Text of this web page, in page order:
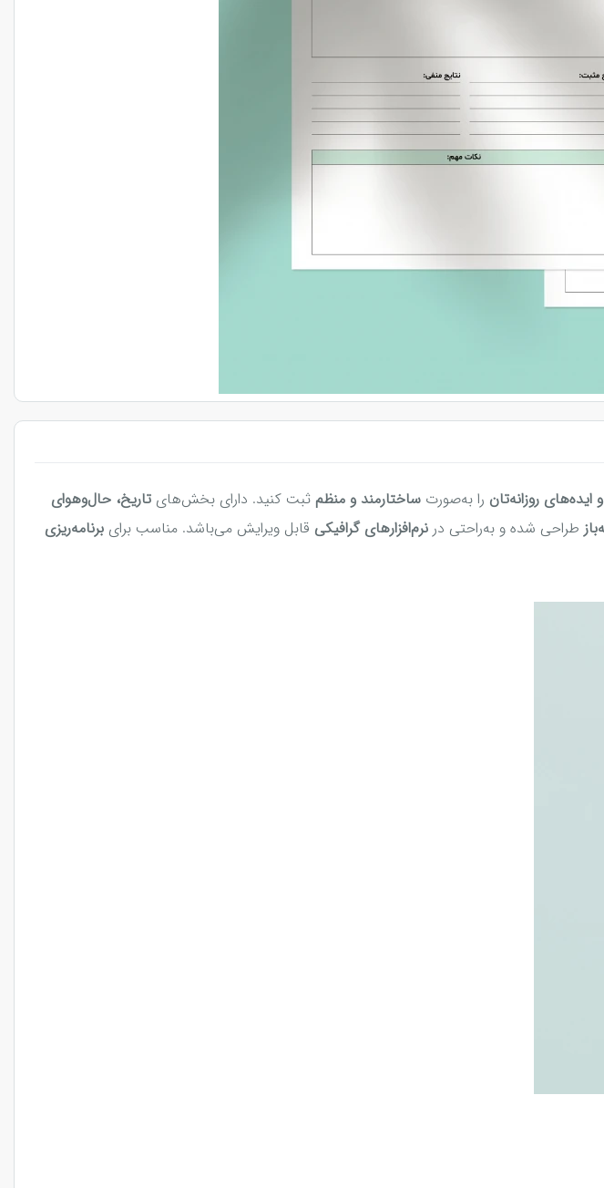
روزانه‌تان را به‌صورت ساختارمند و منظم ثبت کنید. دارای بخش‌های تاریخ، حال‌وهوای
طراحی شده و به‌راحتی در نرم‌افزارهای گرافیکی قابل ویرایش می‌باشد. مناسب برای برنامه‌ریزی